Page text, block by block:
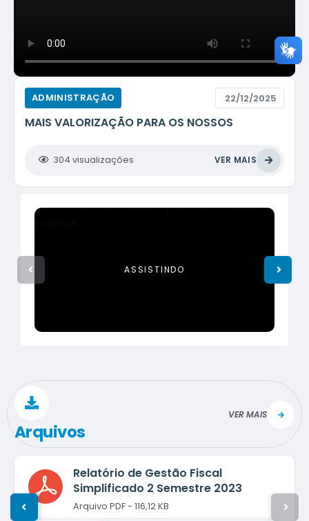
ADMINISTRAÇÃO 22/12/2025
MAIS VALORIZAÇÃO PARA OS NOSSOS
304 visualizações VER MAIS
Arquivos
VER MAIS
Relatório de Gestão Fiscal
Simplificado 2 Semestre 2023
PDF 116,12 KB